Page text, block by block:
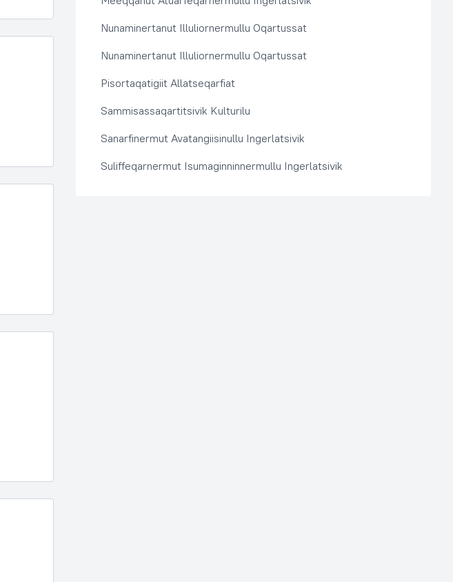
Nunaminertanut Illuliornermullu Oqartussat
Nunaminertanut Illuliornermullu Oqartussat
Pisortaqatigiit Allatseqarfiat
Sammisassaqartitsivik Kulturilu
Sanarfinermut Avatangiisinullu Ingerlatsivik
Suliffeqarnermut Isumaginninnermullu Ingerlatsivik